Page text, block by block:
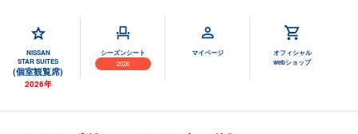
NISSAN
STAR SUITES
(個室観覧席)
2026年
シーズンシート
2026
マイページ
オフィシャル
webショップ